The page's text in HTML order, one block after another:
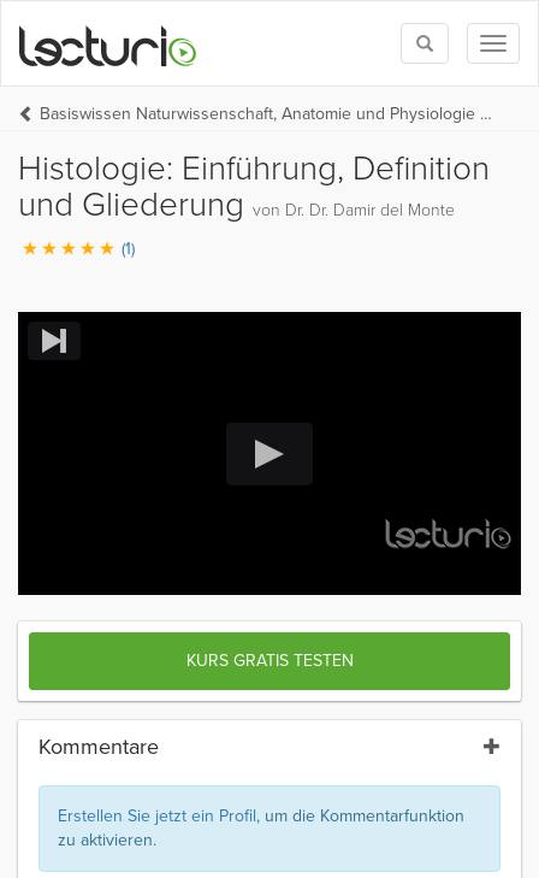
Toggle
search
Basiswissen Naturwissenschaft, Anatomie und Physiologie (BW Medizin Teil 1)
Histologie: Einführung, Definition
und Gliederung von Dr. Dr. Damir del Monte
(1)
KURS GRATIS TESTEN
Kommentare
Erstellen Sie jetzt ein Profil, um die Kommentarfunktion
zu aktivieren.